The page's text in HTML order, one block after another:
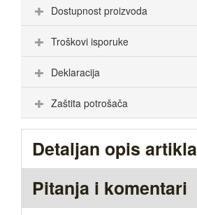
Dostupnost proizvoda
Troškovi isporuke
Deklaracija
Zaštita potrošača
Detaljan opis artikla
Pitanja i komentari